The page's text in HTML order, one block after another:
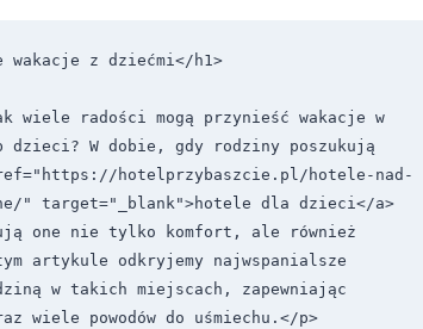
z dziećmi</h1>
wiele radości mogą przynieść wakacje w
dzieci? W dobie, gdy rodziny poszukują
hotelprzybaszcie.pl/hotele-nad-
" target="_blank">hotele dla dzieci</a>
one nie tylko komfort, ale również
artykule odkryjemy najwspanialsze
w takich miejscach, zapewniając
wiele powodów do uśmiechu.</p>